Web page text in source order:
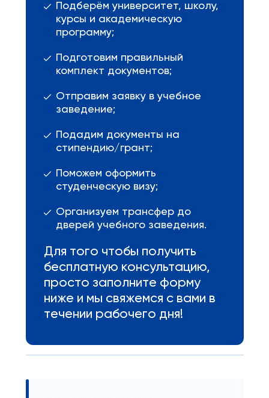
Подберём университет, школу,
курсы и академическую
программу;
Подготовим правильный
комплект документов;
Отправим заявку в учебное
заведение;
Подадим документы на
стипендию/грант;
Поможем оформить
студенческую визу;
Организуем трансфер до
дверей учебного заведения.
Для того чтобы получить
бесплатную консультацию,
просто заполните форму
ниже и мы свяжемся с вами в
течении рабочего дня!